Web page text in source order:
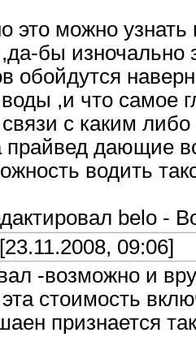
это можно
бы изночально
обойдутся
,и что самое
с каким
прайвед дающие
водить
belo -
09:06]
-возможно и
стоимость
признается